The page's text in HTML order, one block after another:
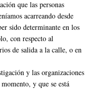
que las personas
acarreando desde
sido determinante en los
con respecto al
de salida a la calle, o en
y las organizaciones
y que se está